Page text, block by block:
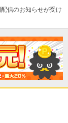
信のお知らせが受け